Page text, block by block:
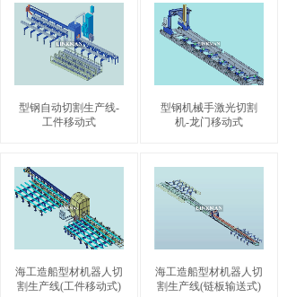
型钢自动切割生产线-
工件移动式
型钢机械手激光切割
机-龙门移动式
海工造船型材机器人切
割生产线(工件移动式)
海工造船型材机器人切
割生产线(链板输送式)